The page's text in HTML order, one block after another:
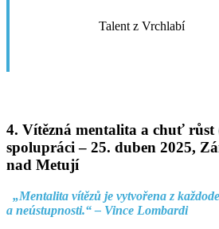
Talent z Vrchlabí
4. Vítězná mentalita a chuť růst
spolupráci – 25. duben 2025,
nad Metují
„Mentalita vítězů je vytvořena z
a neústupnosti.“ – Vince Lombardi